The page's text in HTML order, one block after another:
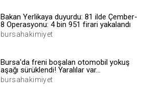
voteDislike*
.web.tv
1 ay
Bakan Yerlikaya duyurdu: 81 ilde Çember-
8 Operasyonu: 4 bin 951 firari yakalandı
bursahakimiyet
Bursa'da freni boşalan otomobil yokuş
aşağı sürüklendi! Yaralılar var...
bursahakimiyet